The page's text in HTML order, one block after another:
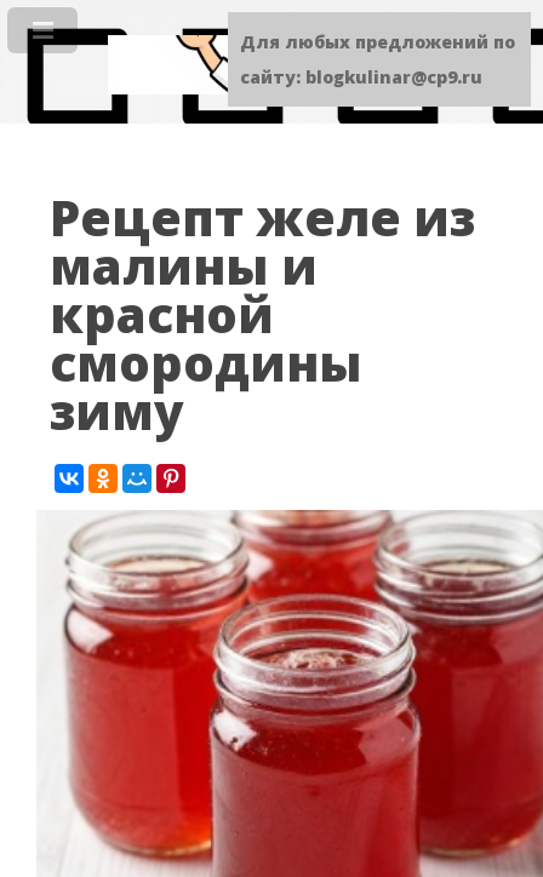
Рецепт желе из
малины и
красной
смородины
зиму
Для любых предложений по
сайту: blogkulinar@cp9.ru